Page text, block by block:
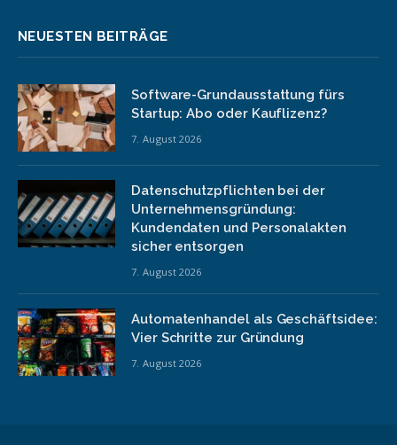
NEUESTEN BEITRÄGE
Software-Grundausstattung fürs
Startup: Abo oder Kauflizenz?
7. August 2026
Datenschutzpflichten bei der
Unternehmensgründung:
Kundendaten und Personalakten
sicher entsorgen
7. August 2026
Automatenhandel als Geschäftsidee:
Vier Schritte zur Gründung
7. August 2026